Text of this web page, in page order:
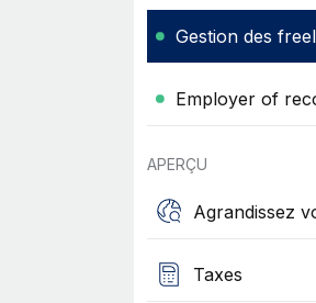
Gestion des
Employer of
APERÇU
Agrandissez
Taxes